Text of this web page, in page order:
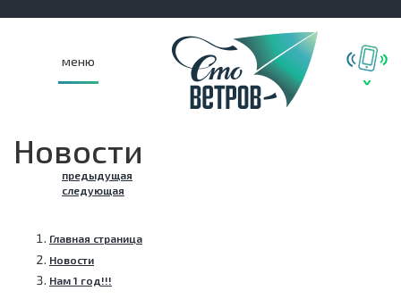
меню
Новости
предыдущая
следующая
Главная страница
Новости
Нам 1 год!!!